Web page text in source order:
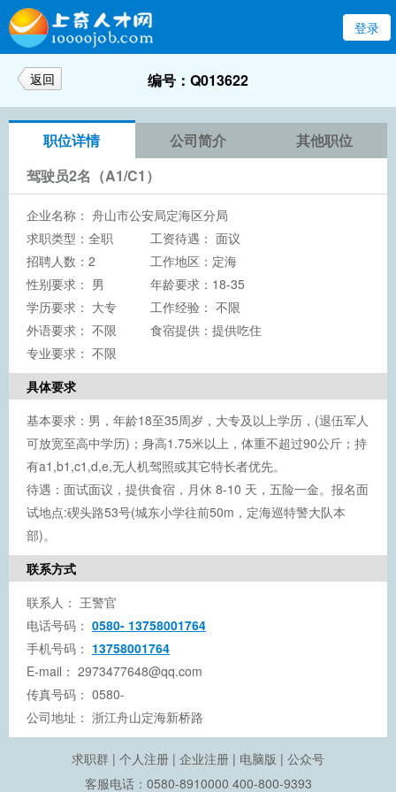
登录
返回 编号：Q013622
职位详情 公司简介
其他职位
驾驶员2名（A1/C1）
企业名称： 舟山市公安局定海区分局
求职类型：全职
工资待遇： 面议
招聘人数：2
工作地区：定海
性别要求： 男
年龄要求：18-35
学历要求： 大专
工作经验： 不限
外语要求： 不限
食宿提供：提供吃住
专业要求： 不限
具体要求
基本要求：男，年龄18至35周岁，大专及以上学历，(退伍军人
可放宽至高中学历)；身高1.75米以上，体重不超过90公斤；持
有a1,b1,c1,d,e,无人机驾照或其它特长者优先。
待遇：面试面议，提供食宿，月休 8-10 天，五险一金。报名面
试地点:碶头路53号(城东小学往前50m，定海巡特警大队本
部)。
联系方式
联系人： 王警官
电话号码： 0580- 13758001764
手机号码： 13758001764
E-mail： 2973477648@qq.com
传真号码： 0580-
公司地址： 浙江舟山定海新桥路
求职群 | 个人注册 | 企业注册 | 电脑版 | 公众号
客服电话：0580-8910000 400-800-9393